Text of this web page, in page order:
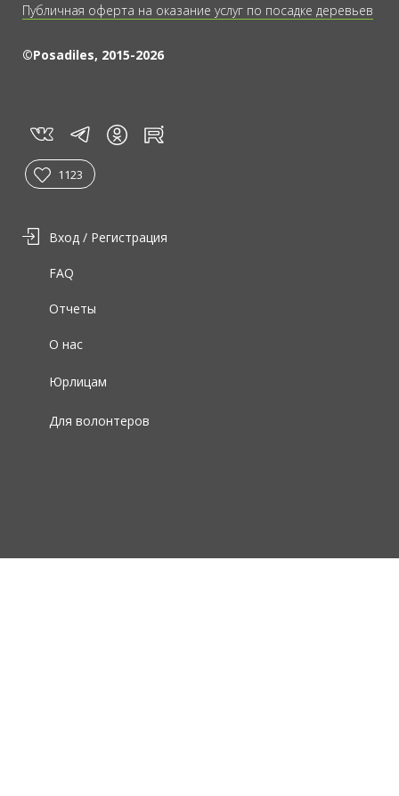
Публичная оферта на оказание услуг по посадке деревьев
©Posadiles, 2015-2026
vk tg in rt
1123
Вход / Регистрация
Для волонтеров
Юрлицам
О нас
Отчеты
FAQ